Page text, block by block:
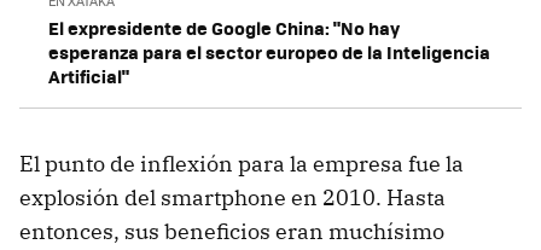
El expresidente de Google China: "No hay
esperanza para el sector europeo de la Inteligencia
Artificial"
El punto de inflexión para la empresa fue la
explosión del smartphone en 2010. Hasta
entonces, sus beneficios eran muchísimo